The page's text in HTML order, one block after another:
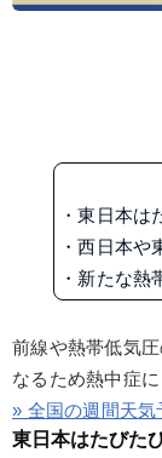
・東日本は
・西日本
・新たな熱
前線や熱帯低気
なるため熱中症
» 全国の週間天気
東日本はたびた